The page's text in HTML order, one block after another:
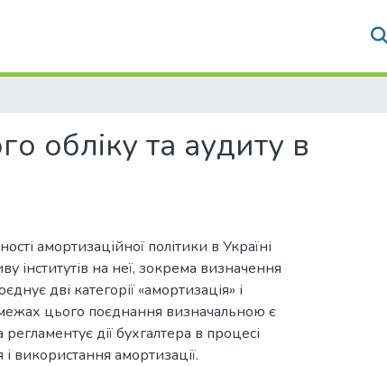
обліку та аудиту в
амортизаційної політики в Україні
інститутів на неї, зокрема визначення
дві категорії «амортизація» і
цього поєднання визначальною є
дії бухгалтера в процесі
використання амортизації.